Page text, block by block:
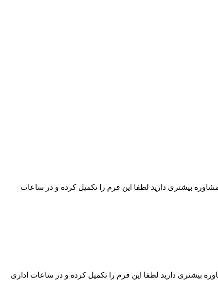
بیشتری دارید لطفا این فرم را تکمیل کرده و در ساعات
بیشتری دارید لطفا این فرم را تکمیل کرده و در ساعات اداری